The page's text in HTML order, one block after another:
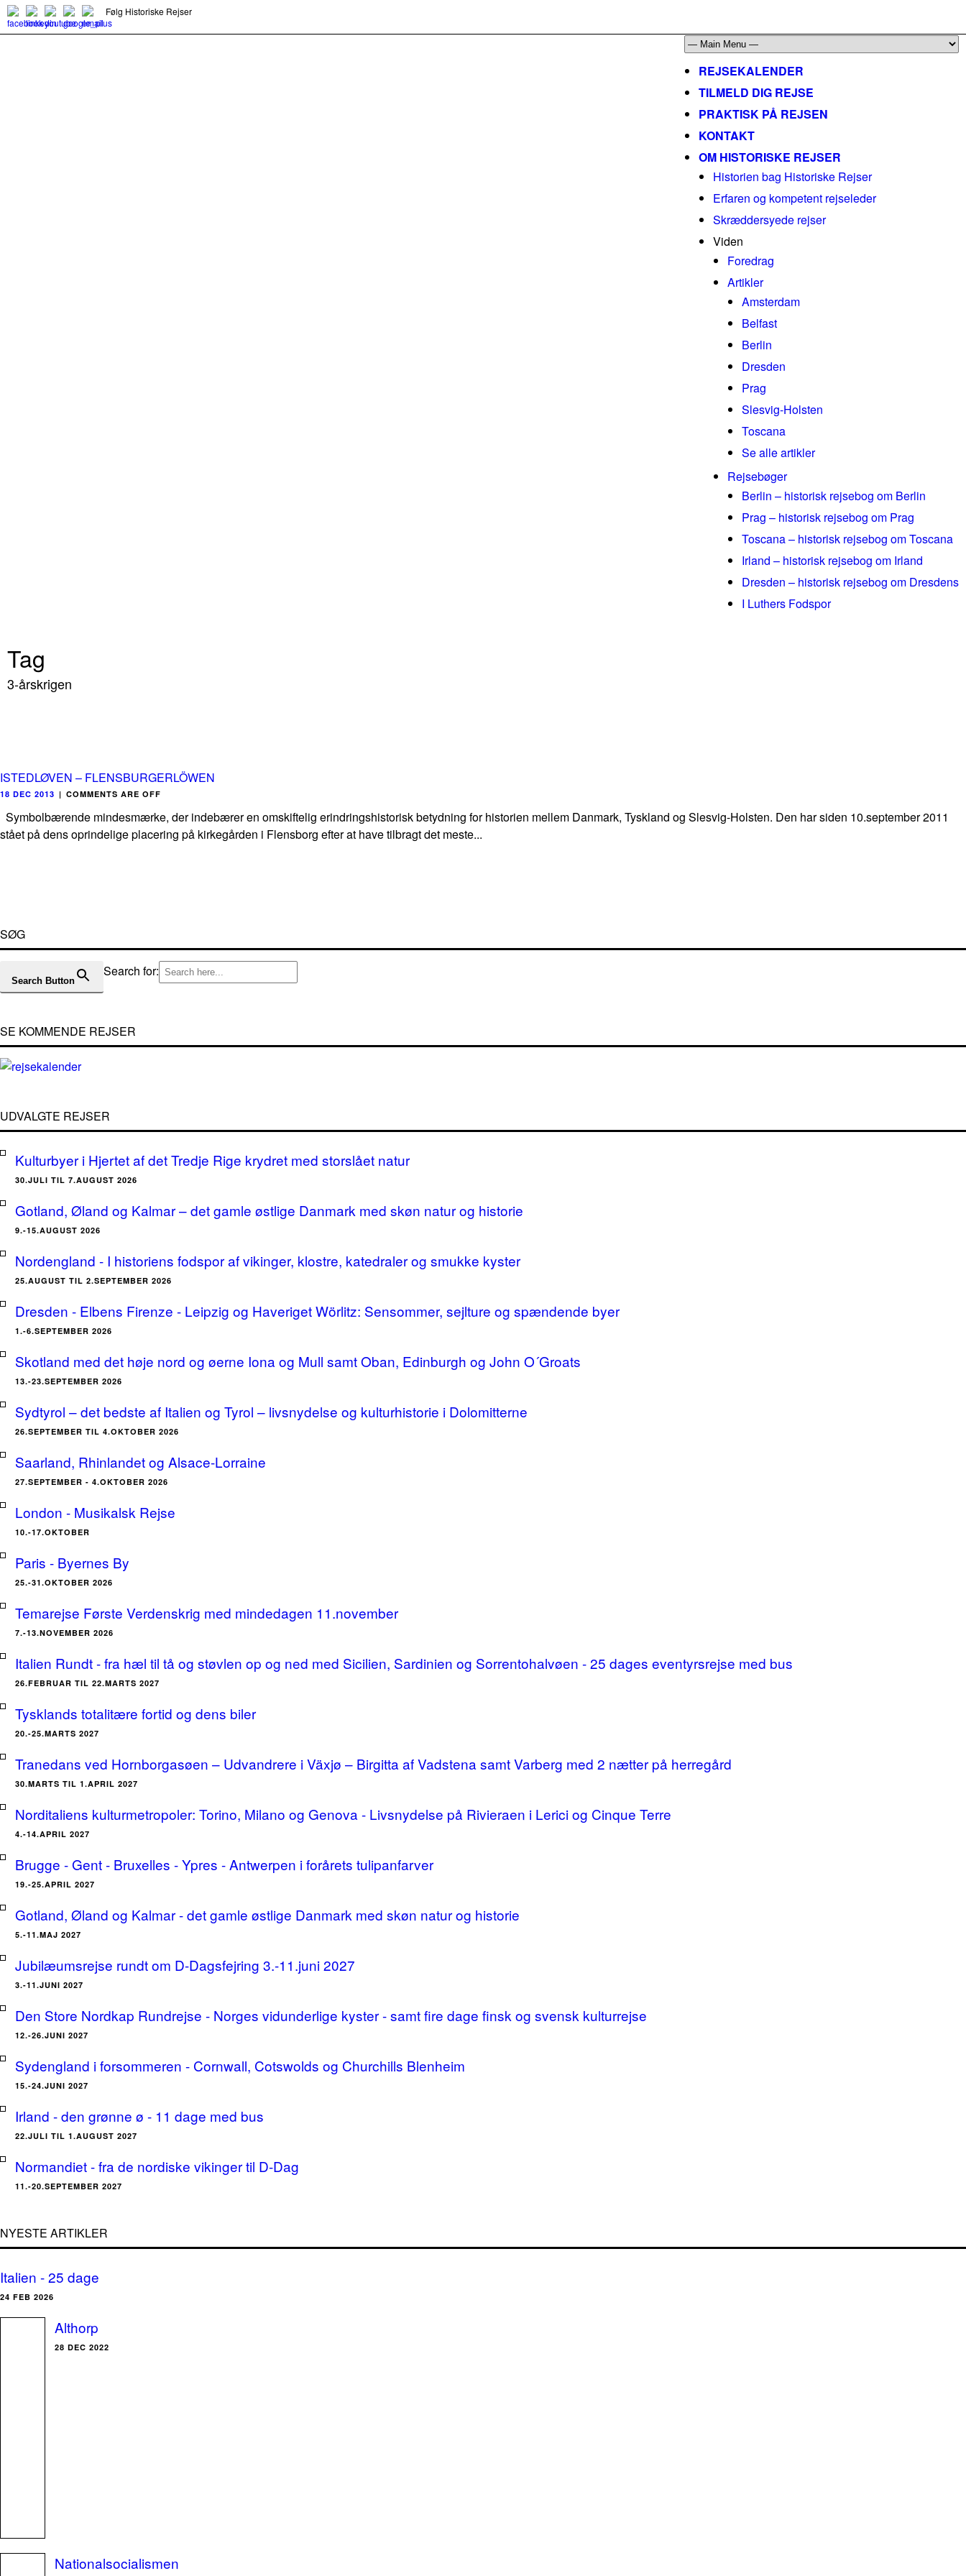
Følg Historiske Rejser
REJSEKALENDER
TILMELD DIG REJSE
PRAKTISK PÅ REJSEN
KONTAKT
OM HISTORISKE REJSER
Historien bag Historiske Rejser
Erfaren og kompetent rejseleder
Skræddersyede rejser
Viden
Foredrag
Artikler
Amsterdam
Belfast
Berlin
Dresden
Prag
Slesvig-Holsten
Toscana
Se alle artikler
Rejsebøger
Berlin – historisk rejsebog om Berlin
Prag – historisk rejsebog om Prag
Toscana – historisk rejsebog om Toscana
Irland – historisk rejsebog om Irland
Dresden – historisk rejsebog om Dresdens
I Luthers Fodspor
Tag
3-årskrigen
ISTEDLØVEN – FLENSBURGERLÖWEN
18 DEC 2013 | COMMENTS ARE OFF
Symbolbærende mindesmærke, der indebærer en omskiftelig erindringshistorisk betydning for historien mellem Danmark, Tyskland og Slesvig-Holsten. Den har siden 10.september 2011
stået på dens oprindelige placering på kirkegården i Flensborg efter at have tilbragt det meste...
SØG
Search for:
Search Button
SE KOMMENDE REJSER
UDVALGTE REJSER
Kulturbyer i Hjertet af det Tredje Rige krydret med storslået natur
30.JULI TIL 7.AUGUST 2026
Gotland, Øland og Kalmar – det gamle østlige Danmark med skøn natur og historie
9.-15.AUGUST 2026
Nordengland - I historiens fodspor af vikinger, klostre, katedraler og smukke kyster
25.AUGUST TIL 2.SEPTEMBER 2026
Dresden - Elbens Firenze - Leipzig og Haveriget Wörlitz: Sensommer, sejlture og spændende byer
1.-6.SEPTEMBER 2026
Skotland med det høje nord og øerne Iona og Mull samt Oban, Edinburgh og John O´Groats
13.-23.SEPTEMBER 2026
Sydtyrol – det bedste af Italien og Tyrol – livsnydelse og kulturhistorie i Dolomitterne
26.SEPTEMBER TIL 4.OKTOBER 2026
Saarland, Rhinlandet og Alsace-Lorraine
27.SEPTEMBER - 4.OKTOBER 2026
London - Musikalsk Rejse
10.-17.OKTOBER
Paris - Byernes By
25.-31.OKTOBER 2026
Temarejse Første Verdenskrig med mindedagen 11.november
7.-13.NOVEMBER 2026
Italien Rundt - fra hæl til tå og støvlen op og ned med Sicilien, Sardinien og Sorrentohalvøen - 25 dages eventyrsrejse med bus
26.FEBRUAR TIL 22.MARTS 2027
Tysklands totalitære fortid og dens biler
20.-25.MARTS 2027
Tranedans ved Hornborgasøen – Udvandrere i Växjø – Birgitta af Vadstena samt Varberg med 2 nætter på herregård
30.MARTS TIL 1.APRIL 2027
Norditaliens kulturmetropoler: Torino, Milano og Genova - Livsnydelse på Rivieraen i Lerici og Cinque Terre
4.-14.APRIL 2027
Brugge - Gent - Bruxelles - Ypres - Antwerpen i forårets tulipanfarver
19.-25.APRIL 2027
Gotland, Øland og Kalmar - det gamle østlige Danmark med skøn natur og historie
5.-11.MAJ 2027
Jubilæumsrejse rundt om D-Dagsfejring 3.-11.juni 2027
3.-11.JUNI 2027
Den Store Nordkap Rundrejse - Norges vidunderlige kyster - samt fire dage finsk og svensk kulturrejse
12.-26.JUNI 2027
Sydengland i forsommeren - Cornwall, Cotswolds og Churchills Blenheim
15.-24.JUNI 2027
Irland - den grønne ø - 11 dage med bus
22.JULI TIL 1.AUGUST 2027
Normandiet - fra de nordiske vikinger til D-Dag
11.-20.SEPTEMBER 2027
NYESTE ARTIKLER
Italien - 25 dage
24 FEB 2026
Althorp
28 DEC 2022
Nationalsocialismen